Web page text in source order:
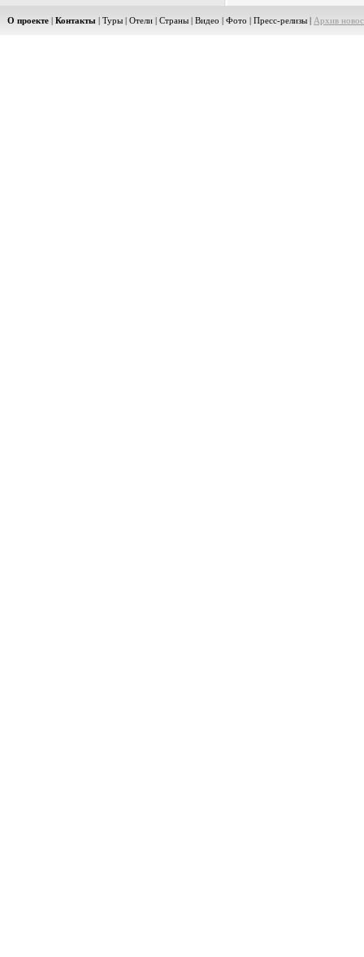
О проекте | Контакты | Туры | Отели | Страны | Видео | Фото | Пресс-релизы | Архив